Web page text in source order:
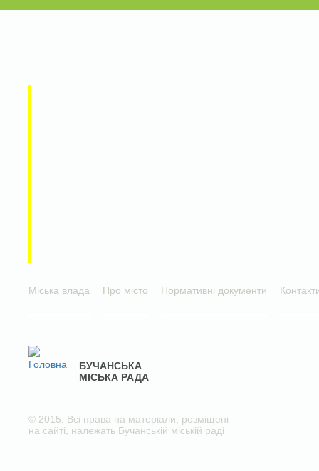
Міська влада Про місто Нормативні документи
БУЧАНСЬКА
МІСЬКА РАДА
© 2015. Всі права на матеріали, розміщені
на сайті, належать Бучанській міській раді